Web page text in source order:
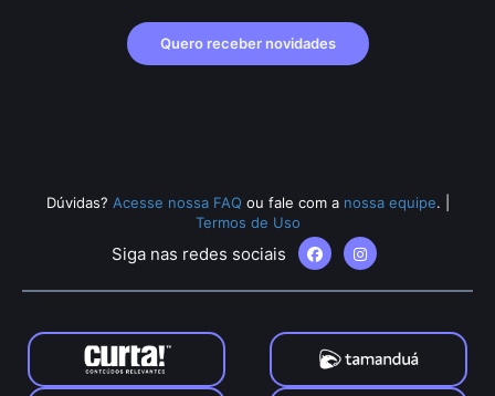
Quero receber novidades
Dúvidas? Acesse nossa FAQ ou fale com a nossa equipe.
Termos de Uso
Siga nas redes sociais